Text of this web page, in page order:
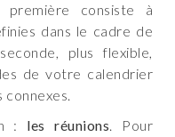
première consiste à
dans le cadre de
plus flexible,
de votre calendrier
connexes.
: les réunions. Pour